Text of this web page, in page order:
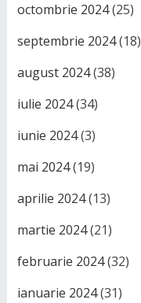
octombrie 2024(25)
septembrie 2024(18)
august 2024(38)
iulie 2024(34)
iunie 2024(3)
mai 2024(19)
aprilie 2024(13)
martie 2024(21)
februarie 2024(32)
ianuarie 2024(31)